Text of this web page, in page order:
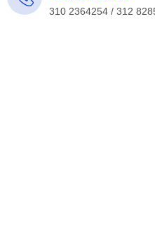
310 2364254 / 312